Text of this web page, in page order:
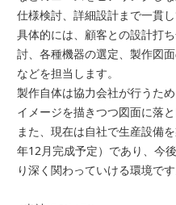
仕様検討、詳細設計まで一貫し
具体的には、顧客との設計打
討、各種機器の選定、製作図
などを担当します。
製作自体は協力会社が行うた
イメージを描きつつ図面に落
また、現在は自社で生産設備
年12月完成予定）であり、今
り深く関わっていける環境です